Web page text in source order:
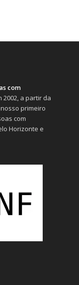
com
2002, a partir da
primeiro
com
Horizonte e